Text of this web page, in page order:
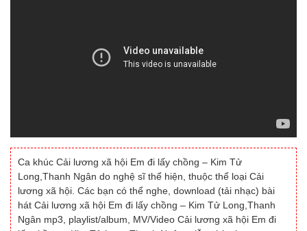
Ca khúc Cải lương xã hội Em đi lấy chồng – Kim Tử
Long,Thanh Ngân do nghệ sĩ thể hiện, thuộc thể loại Cải
lương xã hội. Các bạn có thể nghe, download (tải nhạc) bài
hát Cải lương xã hội Em đi lấy chồng – Kim Tử Long,Thanh
Ngân mp3, playlist/album, MV/Video Cải lương xã hội Em đi